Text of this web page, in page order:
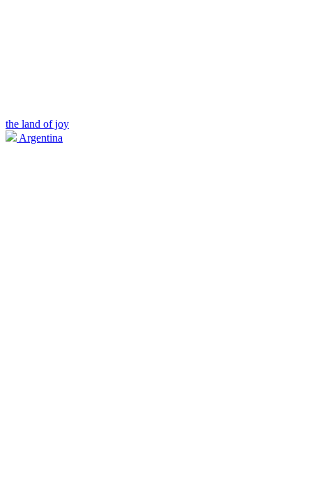
the land of joy
Argentina